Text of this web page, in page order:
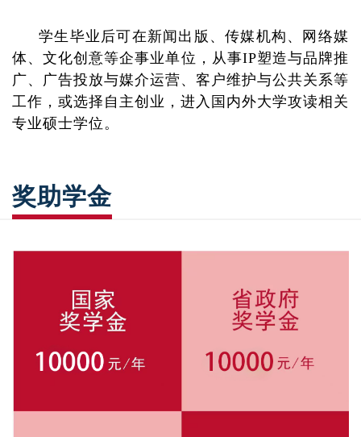
学生毕业后可在新闻出版、传媒机构、网络媒
体、文化创意等企事业单位，从事IP塑造与品牌推
广、广告投放与媒介运营、客户维护与公共关系等
工作，或选择自主创业，进入国内外大学攻读相关
专业硕士学位。
奖助学金